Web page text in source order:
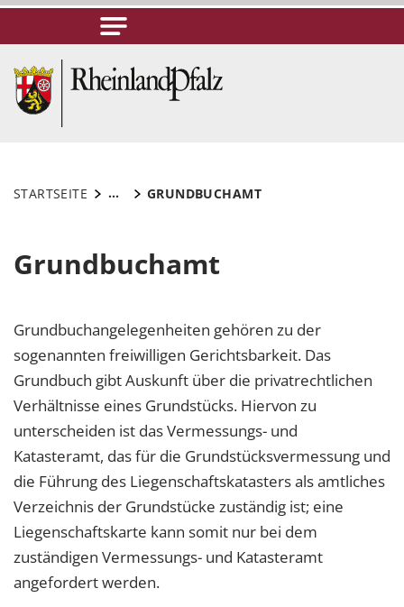
STARTSEITE ... GRUNDBUCHAMT
Grundbuchamt
Grundbuchangelegenheiten gehören zu der
sogenannten freiwilligen Gerichtsbarkeit. Das
Grundbuch gibt Auskunft über die privatrechtlichen
Verhältnisse eines Grundstücks. Hiervon zu
unterscheiden ist das Vermessungs- und
Katasteramt, das für die Grundstücksvermessung und
die Führung des Liegenschaftskatasters als amtliches
Verzeichnis der Grundstücke zuständig ist; eine
Liegenschaftskarte kann somit nur bei dem
zuständigen Vermessungs- und Katasteramt
angefordert werden.